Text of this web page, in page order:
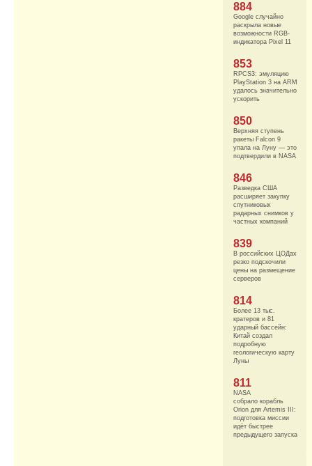
884
Google случайно
раскрыла новые
возможности RGB-
индикатора Pixel 11
853
RPCS3: эмуляцию
PlayStation 3 на ARM
удалось значительно
ускорить
850
Верхняя ступень
ракеты Falcon 9
упала на Луну — это
подтвердили в NASA
846
Разведка США
расширяет закупку
спутниковых
радарных снимков у
частных компаний
839
В российских ЦОДах
резко подскочили
цены на размещение
серверов
814
Более 13 тыс.
кратеров и 81
ударный бассейн:
Китай создал
подробную
геологическую карту
Луны
811
NASA
собрало корабль
Orion для Artemis III:
подготовка миссии
идёт быстрее
предыдущего запуска